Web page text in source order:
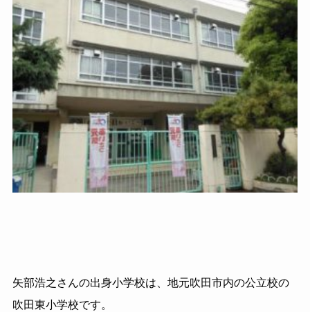
矢部浩之さんの出身小学校は、地元吹田市内の公立校の
吹田東小学校です。